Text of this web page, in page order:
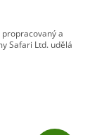
a
Safari Ltd. udělá